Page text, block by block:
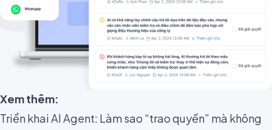
Xem thêm:
Triển khai AI Agent: Làm sao “trao quyền” mà không